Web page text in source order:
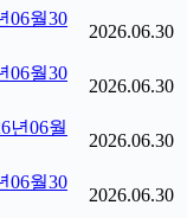
06월30
2026.06.30
06월30
2026.06.30
년06월
2026.06.30
06월30
2026.06.30